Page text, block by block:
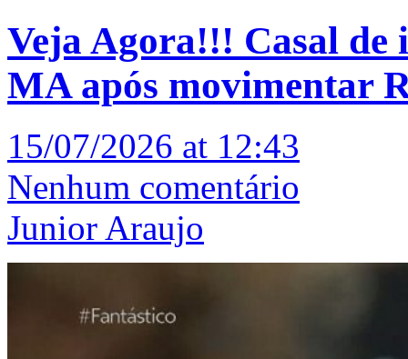
Veja Agora!!! Casal de
MA após movimentar
15/07/2026 at 12:43
Nenhum comentário
Junior Araujo